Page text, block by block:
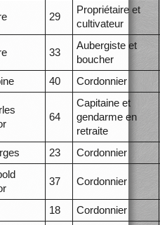
29
Propriétaire et
cultivateur
33
Aubergiste et
boucher
40 Cordonnier
64
Capitaine et
gendarme en
retraite
23 Cordonnier
37 Cordonnier
18
Cordonnier